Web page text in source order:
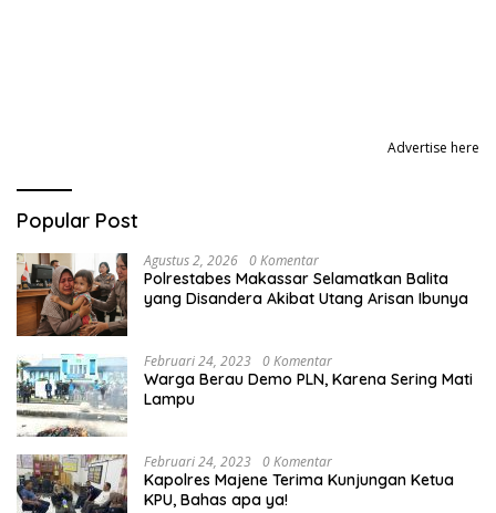
Advertise here
Popular Post
Agustus 2, 2026 0 Komentar
Polrestabes Makassar Selamatkan Balita
yang Disandera Akibat Utang Arisan Ibunya
Februari 24, 2023 0 Komentar
Warga Berau Demo PLN, Karena Sering Mati
Lampu
Februari 24, 2023 0 Komentar
Kapolres Majene Terima Kunjungan Ketua
KPU, Bahas apa ya!